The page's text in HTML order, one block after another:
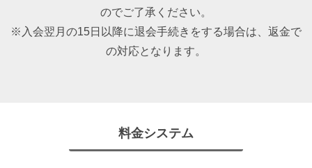
のでご了承ください。
※入会翌月の15日以降に退会手続きをする場合は、返金で
の対応となります。
料金システム